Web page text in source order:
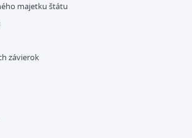
majetku štátu
závierok